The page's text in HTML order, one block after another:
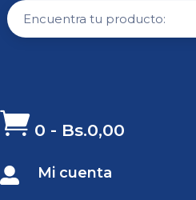
 0 - Bs.0,00
 Mi cuenta